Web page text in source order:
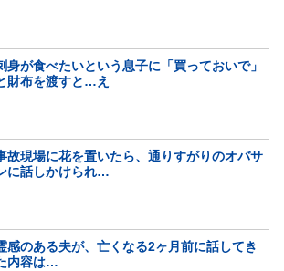
身が食べたいという息子に「買っておいで」
財布を渡すと…え
故現場に花を置いたら、通りすがりのオバサ
に話しかけられ…
感のある夫が、亡くなる2ヶ月前に話してき
内容は…